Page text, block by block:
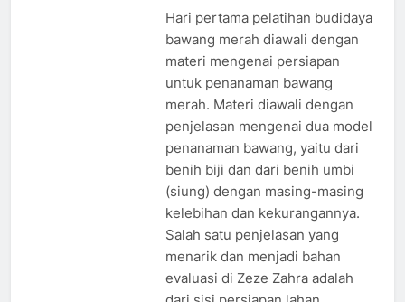
Hari pertama pelatihan budidaya
bawang merah diawali dengan
materi mengenai persiapan
untuk penanaman bawang
merah. Materi diawali dengan
penjelasan mengenai dua model
penanaman bawang, yaitu dari
benih biji dan dari benih umbi
(siung) dengan masing-masing
kelebihan dan kekurangannya.
Salah satu penjelasan yang
menarik dan menjadi bahan
evaluasi di Zeze Zahra adalah